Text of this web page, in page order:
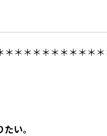
＊＊＊＊＊＊＊＊＊＊
い。